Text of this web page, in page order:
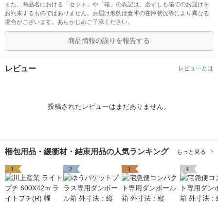
また、商品名における「セット」や「箱」の表記は、必ずしも箱でのお届けを
お約束するものではありません。お届け形態は倉庫の在庫状況等により異なる
場合がございます。あらかじめご了承ください。
商品情報の誤りを報告する
レビュー レビューとは
投稿されたレビューはまだありません。
梱包用品・緩衝材・結束用品の人気ランキング もっと見る
1 2 3 4